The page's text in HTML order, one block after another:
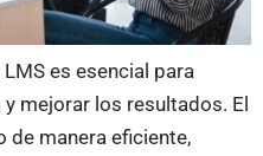
es esencial para
mejorar los resultados. El
de manera eficiente,